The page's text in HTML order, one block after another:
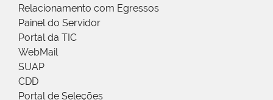
Relacionamento com Egressos
Painel do Servidor
Portal da TIC
WebMail
SUAP
CDD
Portal de Seleções